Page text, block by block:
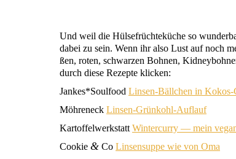
Und weil die Hül­se­früch­te­kü­che so
dabei zu sein. Wenn ihr also Lust auf noch
ßen, roten, schwar­zen Boh­nen,
durch die­se Rezep­te klicken:
Jankes*Soulfood Lin­sen-Bäll­chen in Kokos-
Möh­ren­eck Lin­sen-Grün­kohl-Auf­lauf
Kar­tof­fel­werk­statt Win­ter­cur­ry — mein
Coo­kie & Co Lin­sen­sup­pe wie von Oma